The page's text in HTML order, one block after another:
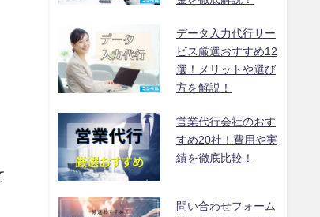
データ入力代行サー
ビス厳選おすすめ12
選！メリットや選び
方を解説！
営業代行会社のおす
すめ20社！費用や実
績を徹底比較！
問い合わせフォーム